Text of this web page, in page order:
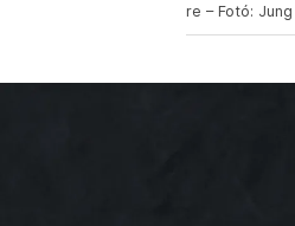
re – Fotó: